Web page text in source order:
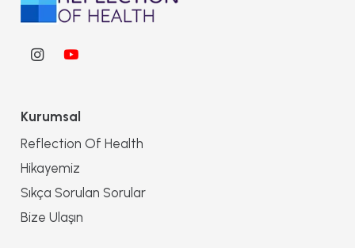
Kurumsal
Reflection Of Health
Hikayemiz
Sıkça Sorulan Sorular
Bize Ulaşın